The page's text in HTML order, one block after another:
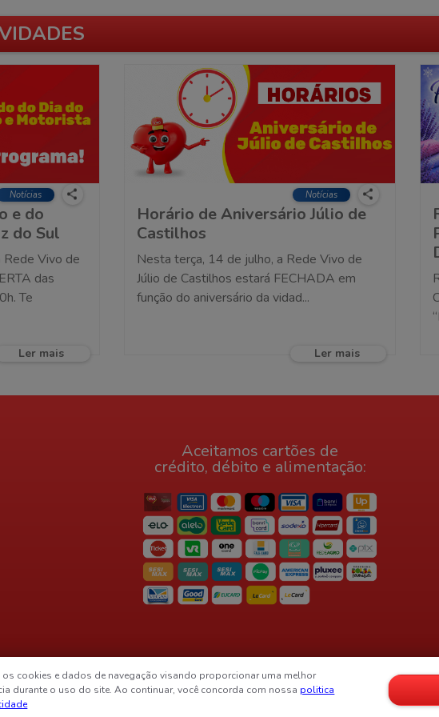
Notícias
e do
do Sul
Vivo de
das
Te
Ler mais
Notícias
Horário de Aniversário Júlio de
Castilhos
Nesta terça, 14 de julho, a Rede Vivo de
Júlio de Castilhos estará FECHADA em
função do aniversário da vidad...
Ler mais
Aceitamos cartões de
crédito, débito e alimentação:
cookies e dados de navegação visando proporcionar uma melhor
durante o uso do site. Ao continuar, você concorda com nossa politica